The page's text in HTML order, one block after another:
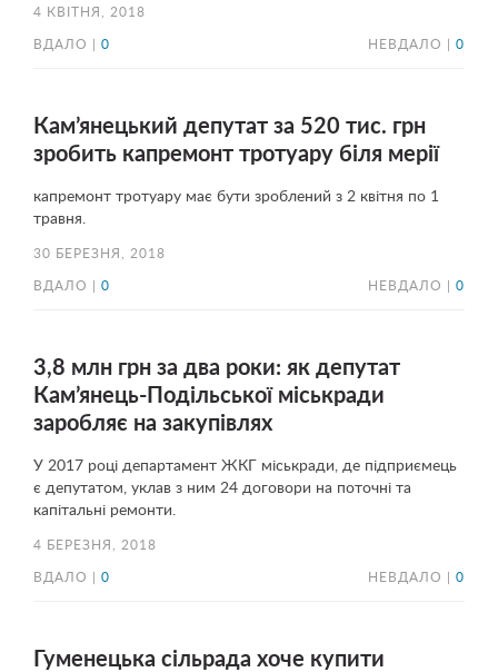
4 КВІТНЯ, 2018
ВДАЛО | 0 НЕВДАЛО | 0
Кам’янецький депутат за 520 тис. грн
зробить капремонт тротуару біля мерії
капремонт тротуару має бути зроблений з 2 квітня по 1
травня.
30 БЕРЕЗНЯ, 2018
ВДАЛО | 0 НЕВДАЛО | 0
3,8 млн грн за два роки: як депутат
Кам’янець-Подільської міськради
заробляє на закупівлях
У 2017 році департамент ЖКГ міськради, де підприємець
є депутатом, уклав з ним 24 договори на поточні та
капітальні ремонти.
4 БЕРЕЗНЯ, 2018
ВДАЛО | 0 НЕВДАЛО | 0
Гуменецька сільрада хоче купити